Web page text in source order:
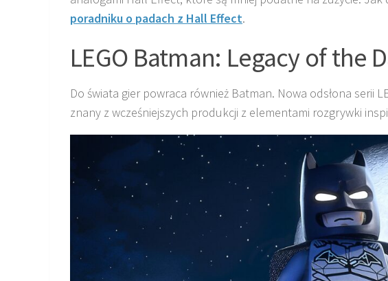
poradniku o padach z Hall Effect.
LEGO Batman: Legacy of the
Do świata gier powraca również Batman. Nowa odsłona serii
znany z wcześniejszych produkcji z elementami rozgrywki